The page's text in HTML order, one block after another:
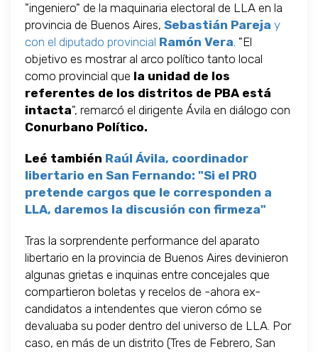
"ingeniero" de la maquinaria electoral de LLA en la
provincia de Buenos Aires, Sebastián Pareja y
con el diputado provincial Ramón Vera. "El
objetivo es mostrar al arco político tanto local
como provincial que la unidad de los
referentes de los distritos de PBA está
intacta", remarcó el dirigente Ávila en diálogo con
Conurbano Político.
Leé también Raúl Ávila, coordinador
libertario en San Fernando: "Si el PRO
pretende cargos que le corresponden a
LLA, daremos la discusión con firmeza"
Tras la sorprendente performance del aparato
libertario en la provincia de Buenos Aires devinieron
algunas grietas e inquinas entre concejales que
compartieron boletas y recelos de -ahora ex-
candidatos a intendentes que vieron cómo se
devaluaba su poder dentro del universo de LLA. Por
caso, en más de un distrito (Tres de Febrero, San